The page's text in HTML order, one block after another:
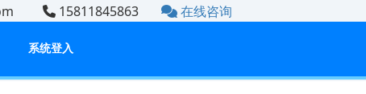
15811845863 在线咨询
系统登入